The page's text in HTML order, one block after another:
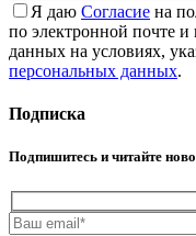
Я даю Cогласие на
по электронной почте
данных на условиях,
персональных данных.
Подписка
Подпишитесь и читайте